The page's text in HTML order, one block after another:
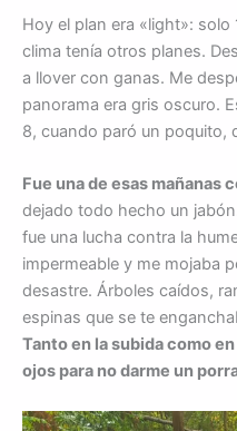
Hoy el plan era «light»: solo
clima tenía otros planes.
a llover con ganas. Me
panorama era gris oscuro.
8, cuando paró un poquito,
Fue una de esas mañanas
dejado todo hecho un
fue una lucha contra la
impermeable y me mojaba
desastre. Árboles caídos,
espinas que se te
Tanto en la subida como
ojos para no darme un